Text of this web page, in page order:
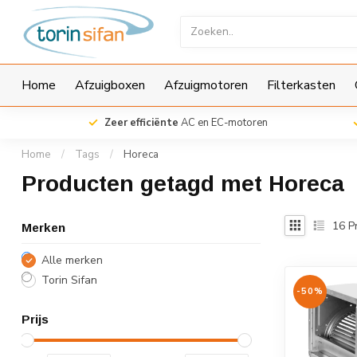
Home Afzuigboxen Afzuigmotoren Filterkasten
Zeer efficiënte AC en EC-motoren
Home / Tags / Horeca
Producten getagd met Horeca
Merken
Alle merken
Torin Sifan
Prijs
16
-50%